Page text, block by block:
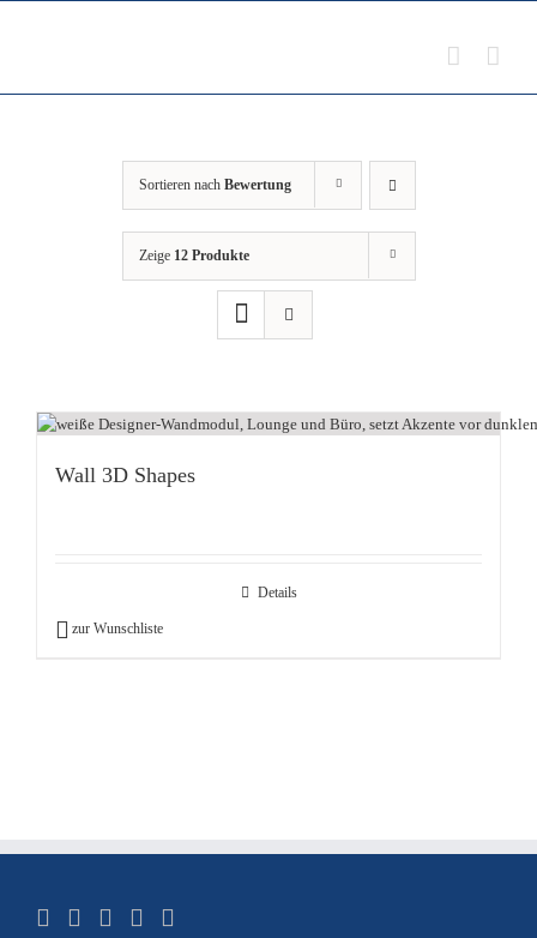
Sortieren nach Bewertung
Zeige 12 Produkte
Wall 3D Shapes
Details
zur Wunschliste